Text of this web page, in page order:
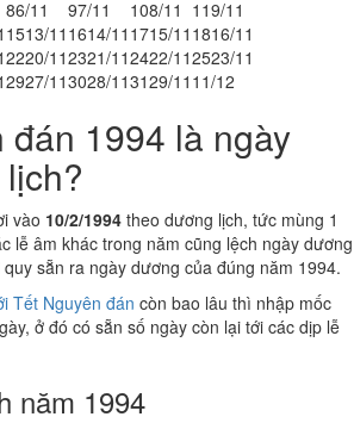
86/11 97/11 108/11 119/11
1513/11 1614/11 1715/11 1816/11
2220/112321/112422/112523/11
2927/113028/113129/11 1 1/12
đán 1994 là ngày
vào 10/2/1994 theo dương lịch, tức mùng 1
lễ âm khác trong năm cũng lệch ngày dương
sẵn ra ngày dương của đúng năm 1994.
Tết Nguyên đán còn bao lâu thì nhập mốc
ở đó có sẵn số ngày còn lại tới các dịp lễ
năm 1994